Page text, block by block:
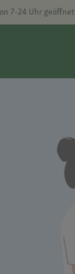
7-24 Uhr geöffnet